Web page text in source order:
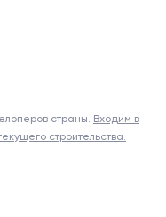
страны. Входим в
строительства.